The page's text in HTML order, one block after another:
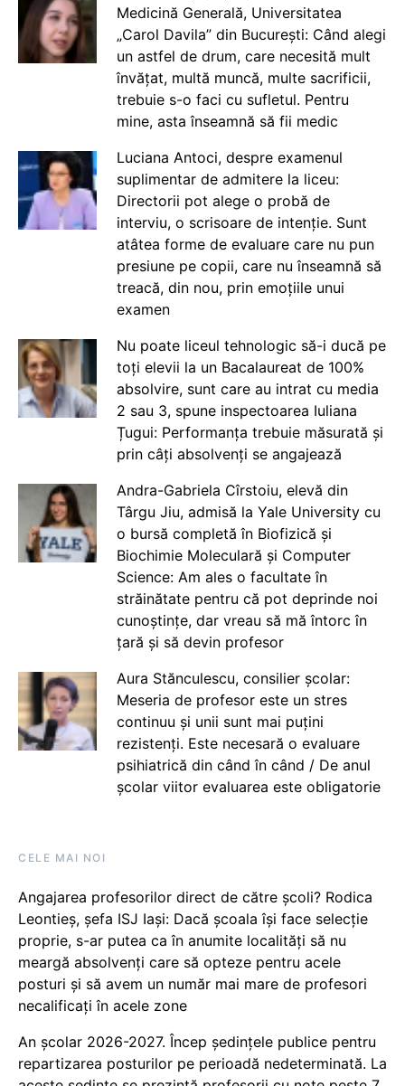
Medicină Generală, Universitatea
„Carol Davila” din București: Când alegi
un astfel de drum, care necesită mult
învățat, multă muncă, multe sacrificii,
trebuie s-o faci cu sufletul. Pentru
mine, asta înseamnă să fii medic
Luciana Antoci, despre examenul
suplimentar de admitere la liceu:
Directorii pot alege o probă de
interviu, o scrisoare de intenție. Sunt
atâtea forme de evaluare care nu pun
presiune pe copii, care nu înseamnă să
treacă, din nou, prin emoțiile unui
examen
Nu poate liceul tehnologic să-i ducă pe
toți elevii la un Bacalaureat de 100%
absolvire, sunt care au intrat cu media
2 sau 3, spune inspectoarea Iuliana
Țugui: Performanța trebuie măsurată și
prin câți absolvenți se angajează
Andra-Gabriela Cîrstoiu, elevă din
Târgu Jiu, admisă la Yale University cu
o bursă completă în Biofizică și
Biochimie Moleculară și Computer
Science: Am ales o facultate în
străinătate pentru că pot deprinde noi
cunoștințe, dar vreau să mă întorc în
țară și să devin profesor
Aura Stănculescu, consilier școlar:
Meseria de profesor este un stres
continuu și unii sunt mai puțini
rezistenți. Este necesară o evaluare
psihiatrică din când în când / De anul
școlar viitor evaluarea este obligatorie
CELE MAI NOI
Angajarea profesorilor direct de către școli? Rodica
Leontieș, șefa ISJ Iași: Dacă școala își face selecție
proprie, s-ar putea ca în anumite localități să nu
meargă absolvenți care să opteze pentru acele
posturi și să avem un număr mai mare de profesori
necalificați în acele zone
An școlar 2026-2027. Încep ședințele publice pentru
repartizarea posturilor pe perioadă nedeterminată. La